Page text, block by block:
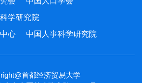
学研究院
心
中国人事科学研究院
首都经济贸易大学